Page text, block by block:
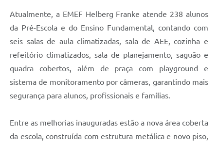
Atualmente, a EMEF Helberg Franke atende 238 alunos
da Pré-Escola e do Ensino Fundamental, contando com
seis salas de aula climatizadas, sala de AEE, cozinha e
refeitório climatizados, sala de planejamento, saguão e
quadra cobertos, além de praça com playground e
sistema de monitoramento por câmeras, garantindo mais
segurança para alunos, profissionais e famílias.
Entre as melhorias inauguradas estão a nova área coberta
da escola, construída com estrutura metálica e novo piso,